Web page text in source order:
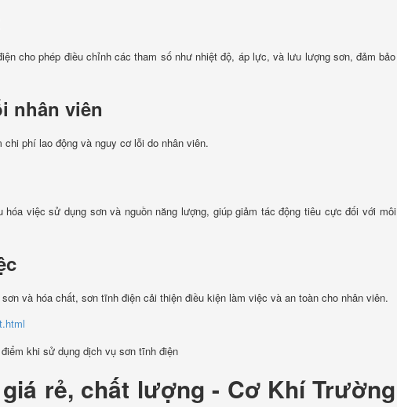
cho phép điều chỉnh các tham số như nhiệt độ, áp lực, và lưu lượng sơn, đảm bảo
nhân viên
phí lao động và nguy cơ lỗi do nhân viên.
việc sử dụng sơn và nguồn năng lượng, giúp giảm tác động tiêu cực đối với môi
và hóa chất, sơn tĩnh điện cải thiện điều kiện làm việc và an toàn cho nhân viên.
rẻ, chất lượng - Cơ Khí Trường